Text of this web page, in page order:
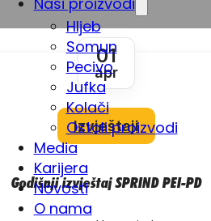
Hljeb
Somun
Pecivo
Jufka
Kolači
Ostali proizvodi
Media
Karijera
Novosti
O nama
01
apr
Izvještaji
Godišnji izvještaj SPRIND PEI-PD